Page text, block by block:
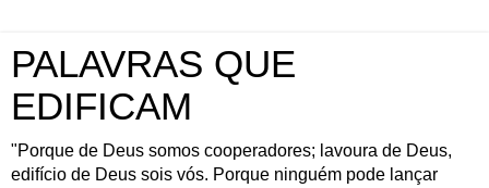
PALAVRAS QUE
EDIFICAM
"Porque de Deus somos cooperadores; lavoura de Deus,
edifício de Deus sois vós. Porque ninguém pode lançar